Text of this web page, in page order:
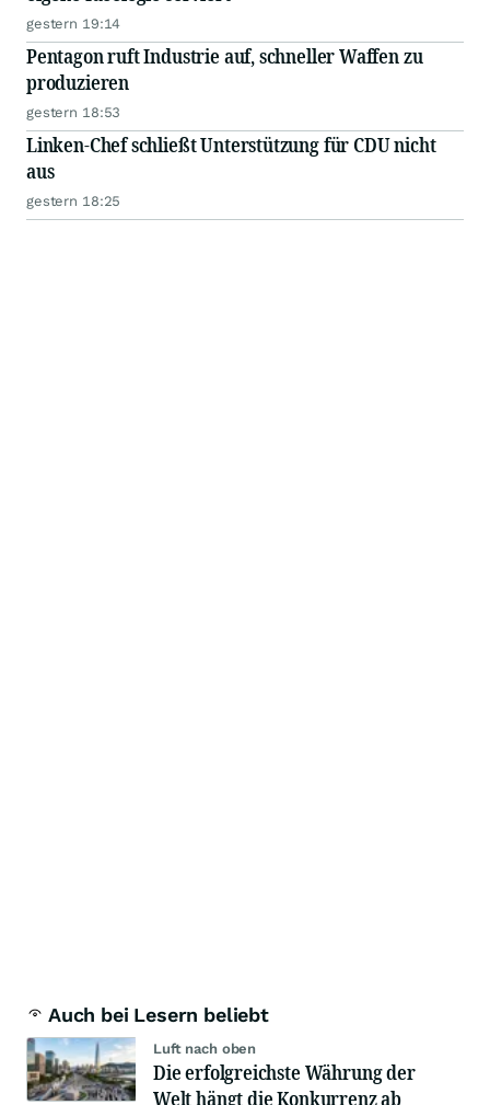
gestern 19:14
Pentagon ruft Industrie auf, schneller Waffen zu
produzieren
gestern 18:53
Linken-Chef schließt Unterstützung für CDU nicht
aus
gestern 18:25
Auch bei Lesern beliebt
Luft nach oben
Die erfolgreichste Währung der
Welt hängt die Konkurrenz ab